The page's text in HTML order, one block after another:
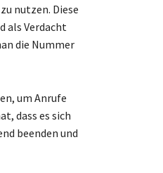
nutzen. Diese
als Verdacht
die Nummer
um Anrufe
dass es sich
beenden und